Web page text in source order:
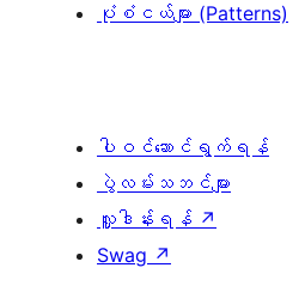
ပုံစံငယ်များ (Patterns)
ပါဝင်ဆောင်ရွက်ရန်
ပွဲလမ်းသဘင်များ
လှူဒါန်းရန် ↗
Swag ↗